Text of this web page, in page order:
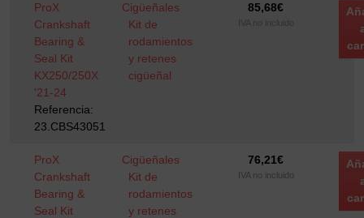
ProX
Crankshaft
Bearing &
Seal Kit
KX250/250X
'21-24
Referencia:
23.CBS43051
Cigüeñales
Kit de
rodamientos
y retenes
cigüeñal
85,68€
IVA no incluido
ProX
Crankshaft
Bearing &
Seal Kit
Cigüeñales
Kit de
rodamientos
y retenes
76,21€
IVA no incluido